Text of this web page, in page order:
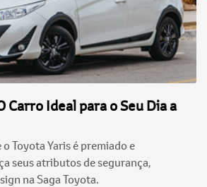
Carro Ideal para o Seu Dia a
Toyota Yaris é premiado e
seus atributos de segurança,
na Saga Toyota.